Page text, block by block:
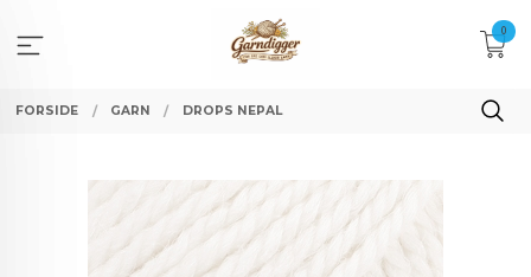
innholdet
0
FORSIDE GARN DROPS NEPAL